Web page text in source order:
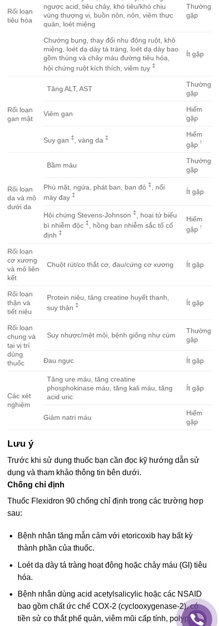
Rối loạn
tiêu hóa
ngược acid, tiêu chảy, khó tiêu/khó chịu
vùng thượng vị, buồn nôn, nôn, viêm thực
quản, loét miệng
Thường
gặp
Chướng bụng, thay đổi nhu động ruột, khô
miệng, loét dạ dày tá tràng, loét dạ dày bao
gồm thủng và chảy máu đường tiêu hóa,
hội chứng ruột kích thích, viêm tụy ‡
Ít gặp
Rối loạn
gan mật
Tăng ALT, AST
Thường
gặp
Viêm gan
Hiếm
gặp
Suy gan ‡ , vàng da ‡
Hiếm
gặp ↑
Rối loạn
da và mô
dưới da
Bầm máu
Thường
gặp
Phù mặt, ngứa, phát ban, ban đỏ ‡
, nổi
mày đay ‡ Ít gặp
Hội chứng Stevens-Johnson ‡
, hoại tử biểu
bì nhiễm độc ‡
, hồng ban nhiễm sắc tố cố
định ‡
Hiếm
gặp ↑
Rối loạn
cơ xương
và mô liên
kết
Chuột rút/co thắt cơ, đau/cứng cơ xương Ít gặp
Rối loạn
thận và
tiết niệu
Protein niệu, tăng creatine huyết thanh,
suy thận‡ Ít gặp
Rối loạn
chung và
tại vị trí
dùng
thuốc
Suy nhược/mệt mỏi, bệnh giống như cúm
Thường
gặp
Đau ngực Ít gặp
Các xét
nghiệm
Tăng ure máu, tăng creatine
phosphokinase máu, tăng kali máu, tăng
acid uric
Ít gặp
Giảm natri máu
Hiếm
gặp
Lưu ý
Trước khi sử dụng thuốc bạn cần đọc kỹ hướng dẫn sử
dụng và tham khảo thông tin bên dưới.
Chống chỉ định
Thuốc Flexidron 90 chống chỉ định trong các trường hợp
sau:
Bệnh nhân tăng mẫn cảm với etoricoxib hay bất kỳ
thành phần của thuốc.
Loét dạ dày tá tràng hoạt động hoặc chảy máu (GI) tiêu
hóa.
Bệnh nhân dùng acid acetylsalicylic hoặc các NSAID
bao gồm chất ức chế COX-2 (cyclooxygenase-2), có
tiền sử co thắt phế quản, viêm mũi cấp tính, polyp mũi,